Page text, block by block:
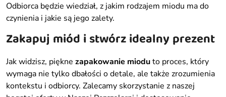
Odbiorca będzie wiedział, z jakim rodzajem miodu ma do
czynienia i jakie są jego zalety.
Zakapuj miód i stwórz idealny prezent
Jak widzisz, piękne zapakowanie mioduto proces, który
wymaga nie tylko dbałości o detale, ale także zrozumienia
kontekstu i odbiorcy. Zalecamy skorzystanie z naszej